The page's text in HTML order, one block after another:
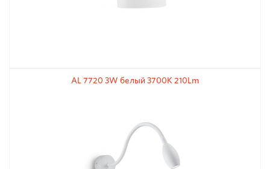
AL 7720 3W белый 3700К 210Lm